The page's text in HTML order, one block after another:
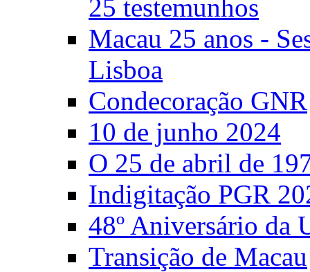
25 testemunhos
Macau 25 anos -
Lisboa
Condecoração GNR
10 de junho 2024
O 25 de abril de
Indigitação PGR
48º Aniversário da
Transição de Macau